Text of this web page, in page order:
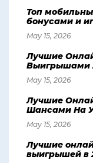
Топ
бонусами и
May 15, 2026
Лучшие
Выигрышами
May 15, 2026
Лучшие
Шансами На
May 15, 2026
Лучшие
выигрышей в